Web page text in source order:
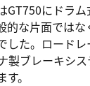
GT750にドラ
的な片面では
した。ロード
製ブレーキシ
。